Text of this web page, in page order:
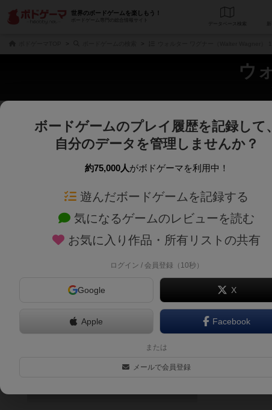
世界のボードゲームを楽しもう！
ボードゲーム専門の総合情報サイト
データベース
ウ
じっくり表示
商品名、商品説明文、デザイナー名、テーマ名、メカニクス名を対象にフリー
ゲームデザイナー名を指定して
ゲームデザイナー
対象年齢を指定します。 世界観や登場人
テーマ/フレーバ
ボードゲームのプレイ履歴を記録して、
自分のデータを管理しませんか？
約75,000人がボドゲーマを利用中！
遊んだボードゲームを記録する
気になるゲームのレビューを読む
お気に入り作品・所有リストの共有
ログイン / 会員登録（10秒）
Google X
Apple Facebook
または
メールで会員登録